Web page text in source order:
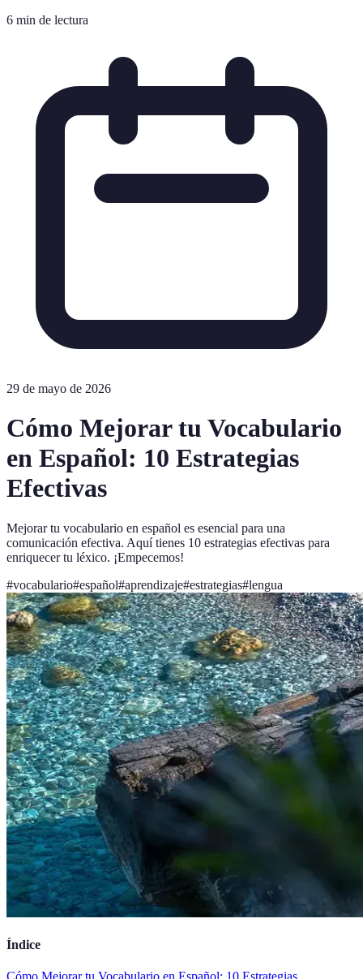
6 min de lectura
29 de mayo de 2026
Cómo Mejorar tu Vocabulario
en Español: 10 Estrategias
Efectivas
Mejorar tu vocabulario en español es esencial para una
comunicación efectiva. Aquí tienes 10 estrategias efectivas para
enriquecer tu léxico. ¡Empecemos!
#vocabulario#español#aprendizaje#estrategias#lengua
Índice